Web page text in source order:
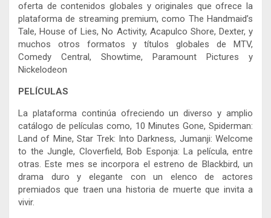
oferta de contenidos globales y originales que ofrece la
plataforma de streaming premium, como The Handmaid’s
Tale, House of Lies, No Activity, Acapulco Shore, Dexter, y
muchos otros formatos y títulos globales de MTV,
Comedy Central, Showtime, Paramount Pictures y
Nickelodeon
PELÍCULAS
La plataforma continúa ofreciendo un diverso y amplio
catálogo de películas como, 10 Minutes Gone, Spiderman:
Land of Mine, Star Trek: Into Darkness, Jumanji: Welcome
to the Jungle, Cloverfield, Bob Esponja: La película, entre
otras. Este mes se incorpora el estreno de Blackbird, un
drama duro y elegante con un elenco de actores
premiados que traen una historia de muerte que invita a
vivir.